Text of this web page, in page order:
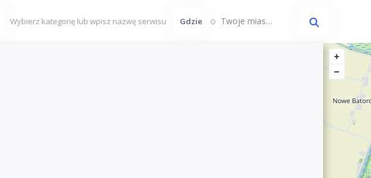
Gdzie Twoje miasto...